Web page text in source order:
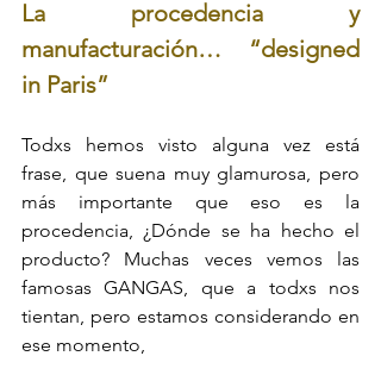
La procedencia y
manufacturación… “designed
in Paris”
Todxs hemos visto alguna vez está
frase, que suena muy glamurosa, pero
más importante que eso es la
procedencia, ¿Dónde se ha hecho el
producto? Muchas veces vemos las
famosas GANGAS, que a todxs nos
tientan, pero estamos considerando en
ese momento,